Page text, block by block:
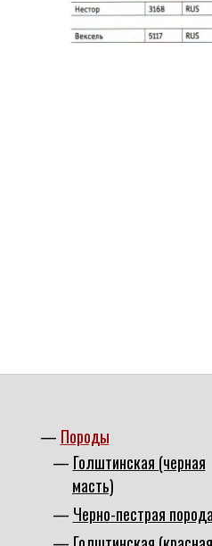
Породы
Голштинская (черная
масть)
Черно-пестрая порода